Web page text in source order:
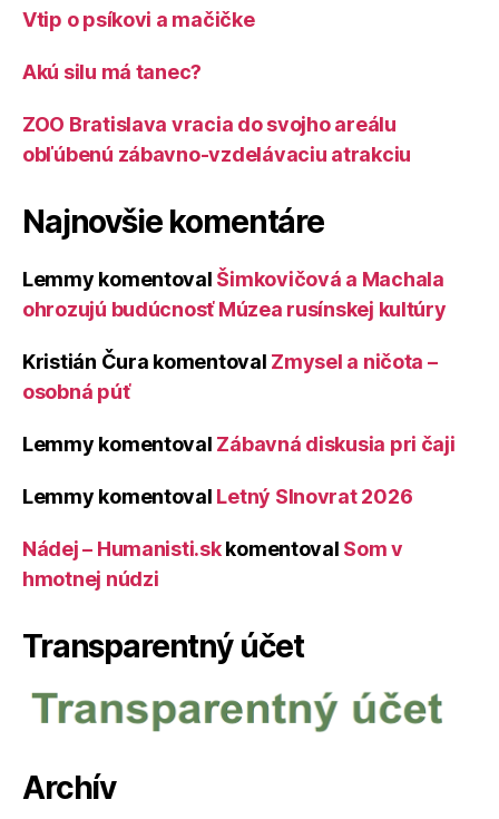
Vtip o psíkovi a mačičke
Akú silu má tanec?
ZOO Bratislava vracia do svojho areálu
obľúbenú zábavno-vzdelávaciu atrakciu
Najnovšie komentáre
Lemmy komentoval Šimkovičová a Machala
ohrozujú budúcnosť Múzea rusínskej kultúry
Kristián Čura komentoval Zmysel a ničota –
osobná púť
Lemmy komentoval Zábavná diskusia pri čaji
Lemmy komentoval Letný Slnovrat 2026
Nádej – Humanisti.skkomentoval Som v
hmotnej núdzi
Transparentný účet
Archív